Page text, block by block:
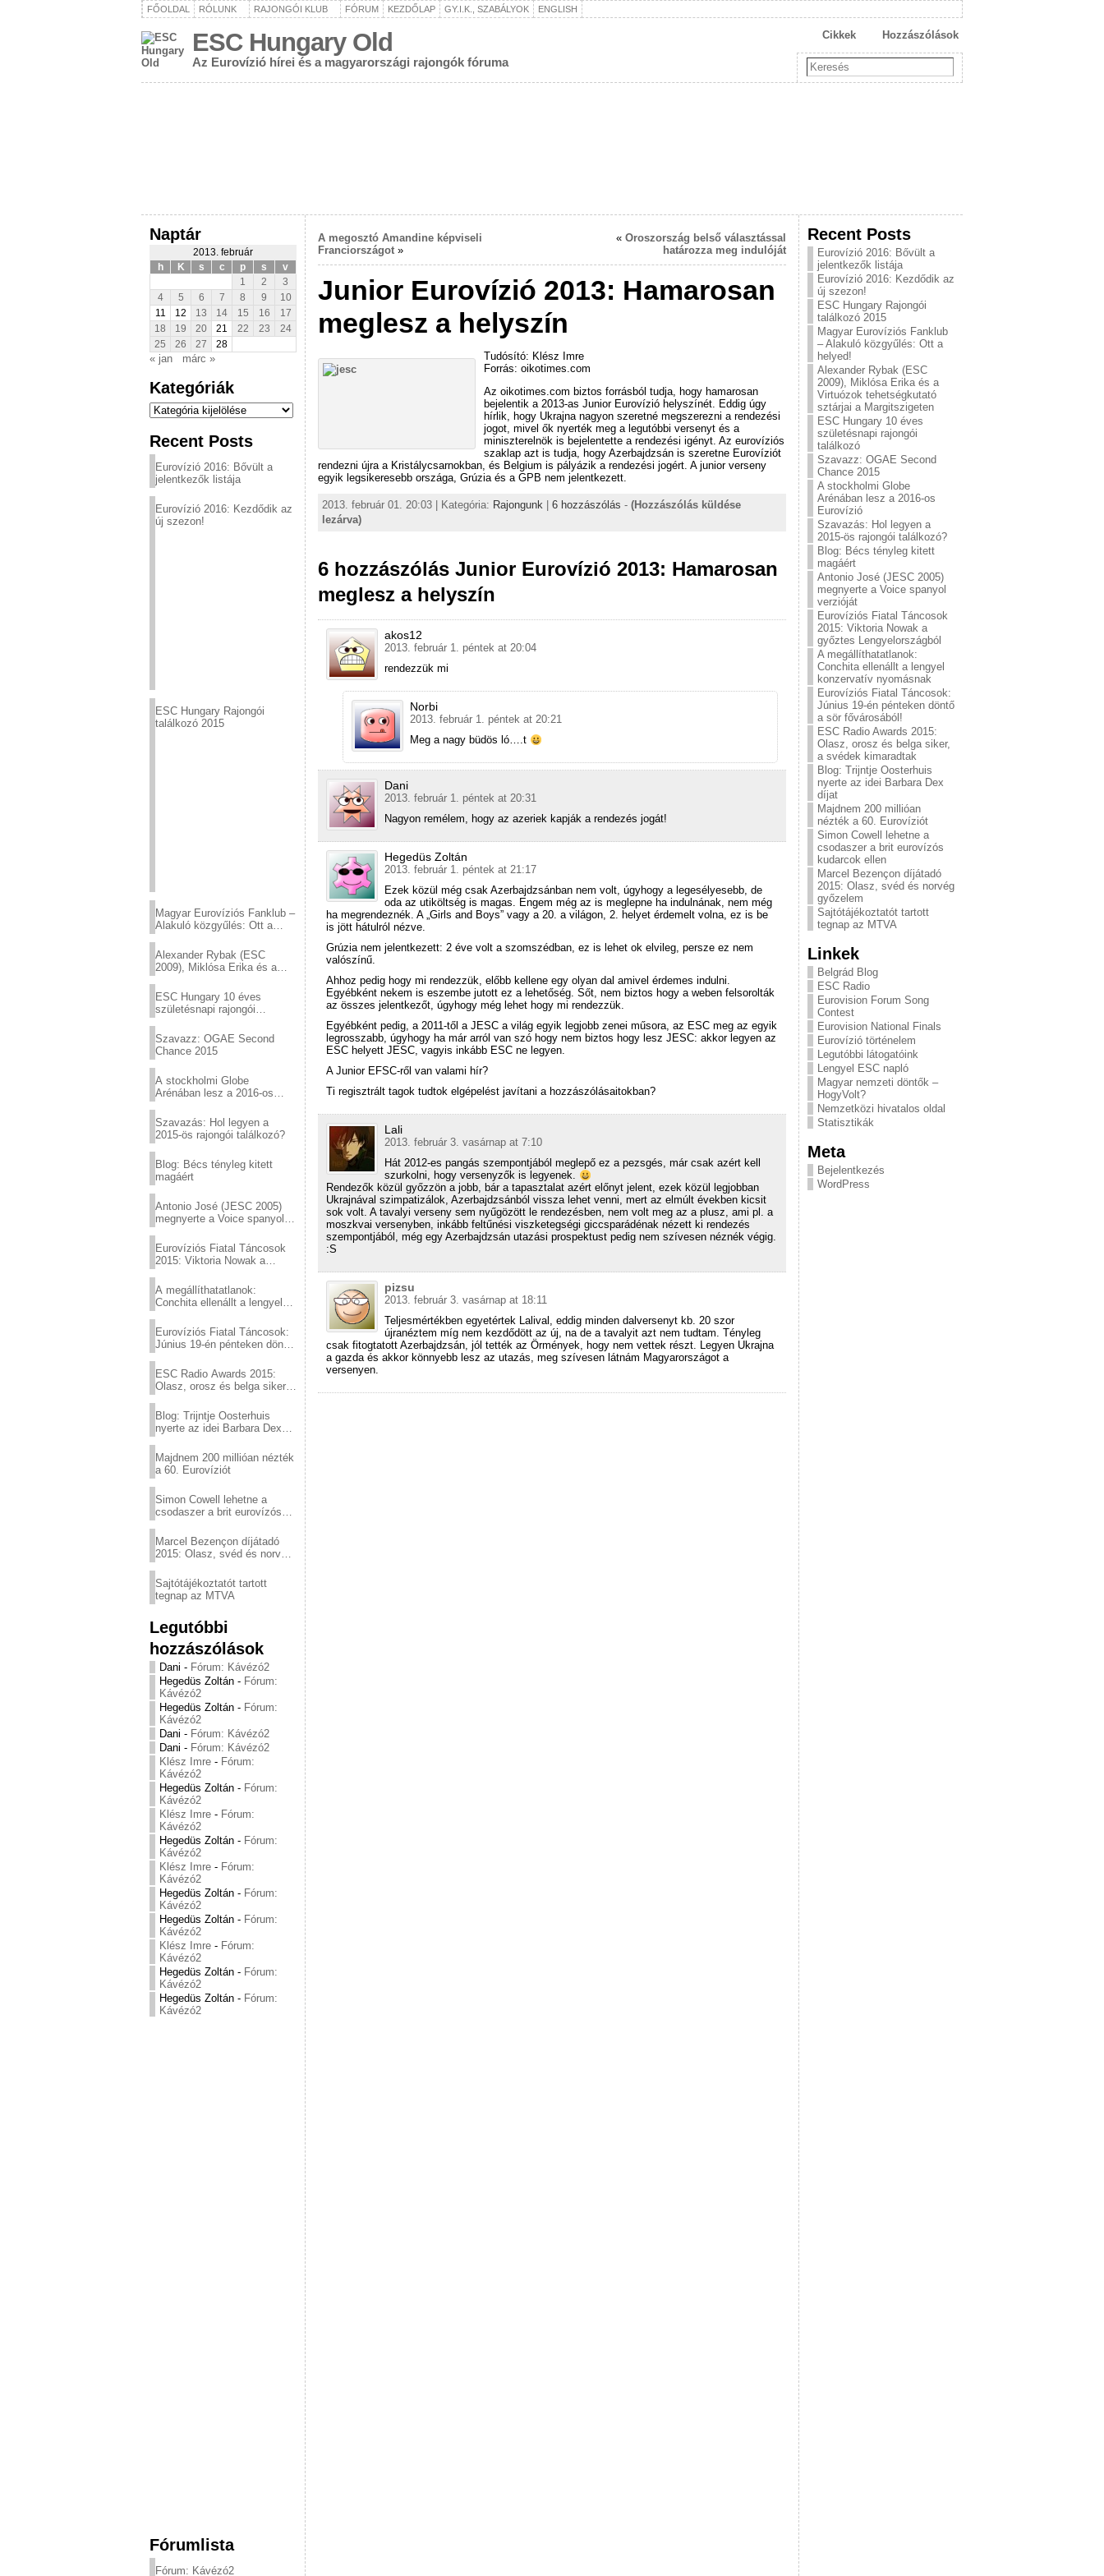
FŐOLDAL RÓLUNK RAJONGÓI KLUB FÓRUM KEZDŐLAP GY.I.K., SZABÁLYOK ENGLISH
ESC Hungary Old
Az Eurovízió hírei és a magyarországi rajongók fóruma
Hozzászólások
Cikkek
Naptár
2013. február
h
K s c p s
v
1
2
3
4
5 6 7 8 9
10
11
12 13 14 15 16
17
18
19 20 21 22 23
24
25
26 27 28
« jan márc »
Kategóriák
Kategóriák
Recent Posts
Eurovízió 2016: Bővült a
jelentkezők listája
Eurovízió 2016: Kezdődik az
új szezon!
ESC Hungary Rajongói
találkozó 2015
Magyar Eurovíziós Fanklub –
Alakuló közgyűlés: Ott a
Alexander Rybak (ESC
2009), Miklósa Erika és a
sztárjai a Margitszigeten
ESC Hungary 10 éves
születésnapi rajongói
Szavazz: OGAE Second
Chance 2015
A stockholmi Globe
Arénában lesz a 2016-os
Szavazás: Hol legyen a
2015-ös rajongói találkozó?
Blog: Bécs tényleg kitett
magáért
Antonio José (JESC 2005)
megnyerte a Voice spanyol
Eurovíziós Fiatal Táncosok
2015: Viktoria Nowak a
A megállíthatatlanok:
Conchita ellenállt a lengyel
Eurovíziós Fiatal Táncosok:
Június 19-én pénteken döntő
ESC Radio Awards 2015:
Olasz, orosz és belga siker,
Blog: Trijntje Oosterhuis
nyerte az idei Barbara Dex
Majdnem 200 millióan nézték
a 60. Eurovíziót
Simon Cowell lehetne a
csodaszer a brit eurovízós
Marcel Bezençon díjátadó
2015: Olasz, svéd és norvég
Sajtótájékoztatót tartott
tegnap az MTVA
Legutóbbi
hozzászólások
Dani - Fórum: Kávézó2
Hegedüs Zoltán - Fórum:
Kávézó2
Hegedüs Zoltán - Fórum:
Kávézó2
Dani - Fórum: Kávézó2
Dani - Fórum: Kávézó2
Klész Imre - Fórum:
Kávézó2
Hegedüs Zoltán - Fórum:
Kávézó2
Klész Imre - Fórum:
Kávézó2
Hegedüs Zoltán - Fórum:
Kávézó2
Klész Imre - Fórum:
Kávézó2
Hegedüs Zoltán - Fórum:
Kávézó2
Hegedüs Zoltán - Fórum:
Kávézó2
Klész Imre - Fórum:
Kávézó2
Hegedüs Zoltán - Fórum:
Kávézó2
Hegedüs Zoltán - Fórum:
Kávézó2
Fórumlista
Fórum: Kávézó2
A megosztó Amandine képviseli
Franciországot »
« Oroszország belső választással
határozza meg indulóját
Junior Eurovízió 2013: Hamarosan
meglesz a helyszín
Tudósító: Klész Imre
Forrás: oikotimes.com
Az oikotimes.com biztos forrásból tudja, hogy hamarosan
bejelentik a 2013-as Junior Eurovízió helyszínét. Eddig úgy
hírlik, hogy Ukrajna nagyon szeretné megszerezni a rendezési
jogot, mivel ők nyerték meg a legutóbbi versenyt és a
miniszterelnök is bejelentette a rendezési igényt. Az eurovíziós
szaklap azt is tudja, hogy Azerbajdzsán is szeretne Eurovíziót
rendezni újra a Kristálycsarnokban, és Belgium is pályázik a rendezési jogért. A junior verseny
egyik legsikeresebb országa, Grúzia és a GPB nem jelentkezett.
2013. február 01. 20:03 | Kategória: Rajongunk 6 hozzászólás - (Hozzászólás küldése
lezárva)
6 hozzászólás Junior Eurovízió 2013: Hamarosan
meglesz a helyszín
akos12
2013. február 1. péntek at 20:04
rendezzük mi
Norbi
2013. február 1. péntek at 20:21
Meg a nagy büdös ló….t
Dani
2013. február 1. péntek at 20:31
Nagyon remélem, hogy az azeriek kapják a rendezés jogát!
Hegedüs Zoltán
2013. február 1. péntek at 21:17
Ezek közül még csak Azerbajdzsánban nem volt, úgyhogy a legesélyesebb, de
oda az utiköltség is magas. Engem még az is meglepne ha indulnának, nem még
ha megrendeznék. A „Girls and Boys” vagy a 20. a világon, 2. helyet érdemelt volna, ez is be
is jött hátulról nézve.
Grúzia nem jelentkezett: 2 éve volt a szomszédban, ez is lehet ok elvileg, persze ez nem
valószínű.
Ahhoz pedig hogy mi rendezzük, előbb kellene egy olyan dal amivel érdemes indulni.
Egyébként nekem is eszembe jutott ez a lehetőség. Sőt, nem biztos hogy a weben felsorolták
az összes jelentkezőt, úgyhogy még lehet hogy mi rendezzük.
Egyébként pedig, a 2011-től a JESC a világ egyik legjobb zenei műsora, az ESC meg az egyik
legrosszabb, úgyhogy ha már arról van szó hogy nem biztos hogy lesz JESC: akkor legyen az
ESC helyett JESC, vagyis inkább ESC ne legyen.
A Junior EFSC-ről van valami hír?
Ti regisztrált tagok tudtok elgépelést javítani a hozzászólásaitokban?
Lali
2013. február 3. vasárnap at 7:10
Hát 2012-es pangás szempontjából meglepő ez a pezsgés, már csak azért kell
szurkolni, hogy versenyzők is legyenek.
Rendezők közül győzzön a jobb, bár a tapasztalat azért előnyt jelent, ezek közül legjobban
Ukrajnával szimpatizálok, Azerbajdzsánból vissza lehet venni, mert az elmúlt években kicsit
sok volt. A tavalyi verseny sem nyűgözött le rendezésben, nem volt meg az a plusz, ami pl. a
moszkvai versenyben, inkább feltűnési viszketegségi giccsparádénak nézett ki rendezés
szempontjából, még egy Azerbajdzsán utazási prospektust pedig nem szívesen néznék végig.
:S
pizsu
2013. február 3. vasárnap at 18:11
Teljesmértékben egyetértek Lalival, eddig minden dalversenyt kb. 20 szor
újranéztem míg nem kezdődött az új, na de a tavalyit azt nem tudtam. Tényleg
csak fitogtatott Azerbajdzsán, jól tették az Örmények, hogy nem vettek részt. Legyen Ukrajna
a gazda és akkor könnyebb lesz az utazás, meg szívesen látnám Magyarországot a
versenyen.
Recent Posts
Eurovízió 2016: Bővült a
jelentkezők listája
Eurovízió 2016: Kezdődik az
új szezon!
ESC Hungary Rajongói
találkozó 2015
Magyar Eurovíziós Fanklub
– Alakuló közgyűlés: Ott a
helyed!
Alexander Rybak (ESC
2009), Miklósa Erika és a
Virtuózok tehetségkutató
sztárjai a Margitszigeten
ESC Hungary 10 éves
születésnapi rajongói
találkozó
Szavazz: OGAE Second
Chance 2015
A stockholmi Globe
Arénában lesz a 2016-os
Eurovízió
Szavazás: Hol legyen a
2015-ös rajongói találkozó?
Blog: Bécs tényleg kitett
magáért
Antonio José (JESC 2005)
megnyerte a Voice spanyol
verzióját
Eurovíziós Fiatal Táncosok
2015: Viktoria Nowak a
győztes Lengyelországból
A megállíthatatlanok:
Conchita ellenállt a lengyel
konzervatív nyomásnak
Eurovíziós Fiatal Táncosok:
Június 19-én pénteken döntő
a sör fővárosából!
ESC Radio Awards 2015:
Olasz, orosz és belga siker,
a svédek kimaradtak
Blog: Trijntje Oosterhuis
nyerte az idei Barbara Dex
díjat
Majdnem 200 millióan
nézték a 60. Eurovíziót
Simon Cowell lehetne a
csodaszer a brit eurovízós
kudarcok ellen
Marcel Bezençon díjátadó
2015: Olasz, svéd és norvég
győzelem
Sajtótájékoztatót tartott
tegnap az MTVA
Linkek
Belgrád Blog
ESC Radio
Eurovision Forum Song
Contest
Eurovision National Finals
Eurovízió történelem
Legutóbbi látogatóink
Lengyel ESC napló
Magyar nemzeti döntők –
HogyVolt?
Nemzetközi hivatalos oldal
Statisztikák
Meta
Bejelentkezés
WordPress